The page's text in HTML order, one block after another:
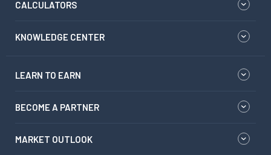
CALCULATORS
KNOWLEDGE CENTER
LEARN TO EARN
BECOME A PARTNER
MARKET OUTLOOK